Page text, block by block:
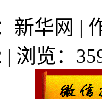
新华网 |
| 浏览：